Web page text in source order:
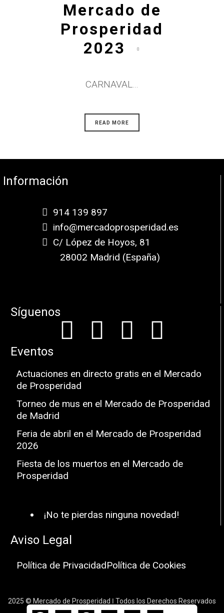
Mercado de
Prosperidad
2023
CARNAVAL...
READ MORE
Información
914 139 897
info@mercadoprosperidad.es
C/ López de Hoyos, 81
28002 Madrid (España)
Síguenos
Eventos
Actuaciones en directo gratis en el Mercado
de Prosperidad
Torneo de mus en el Mercado de Prosperidad
de Madrid
Feria de abril en el Mercado de Prosperidad
2026
Fiesta de los muertos en el Mercado de
Prosperidad
¡No te pierdas ninguna novedad!
Aviso Legal
Política de PrivacidadPolítica de Cookies
2025 © Mercado de Prosperidad ǀ Todos los Derechos Reservados